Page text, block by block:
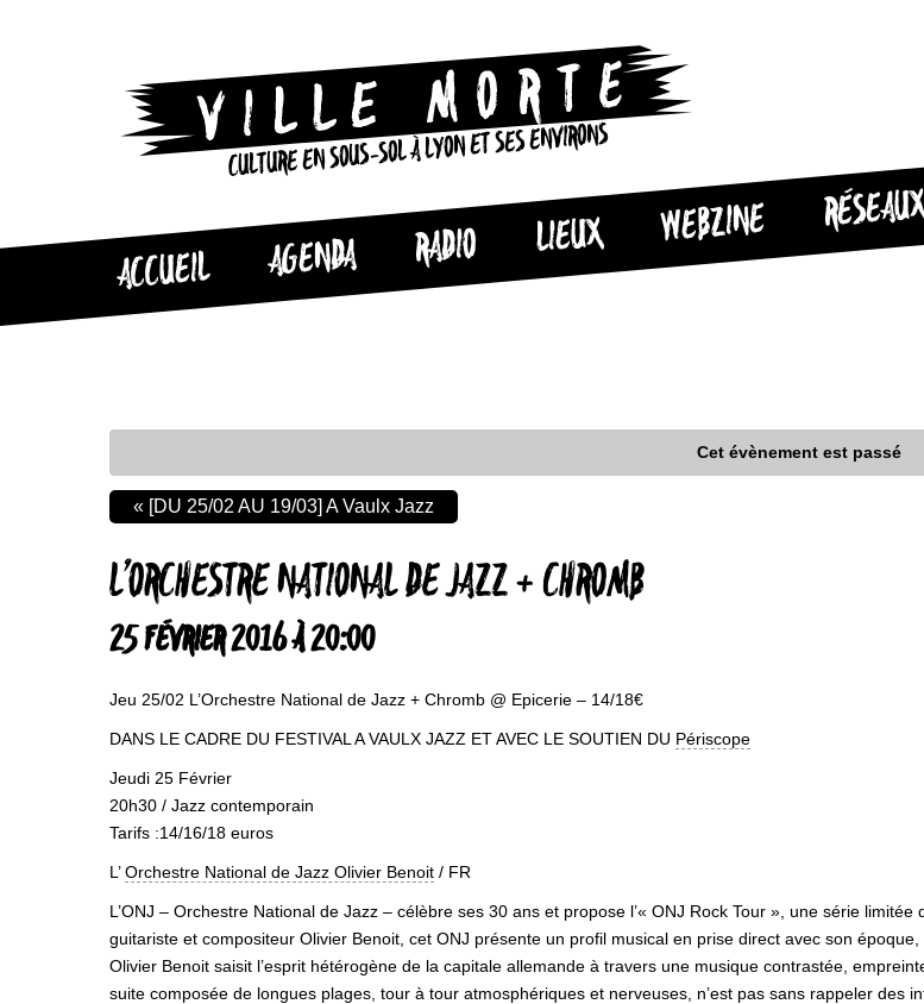
CULTURE EN SOUS-SOL À LYON ET SES ENVIRONS
ACCUEIL AGENDA RADIO LIEUX WEBZINE
Cet évènement est passé
L’ORCHESTRE NATIONAL DE JAZZ + CHROMB
25 FÉVRIER 2016 À 20:00
« [DU 25/02 AU 19/03] A Vaulx Jazz
Jeu 25/02 L’Orchestre National de Jazz + Chromb @ Epicerie – 14/18€
DANS LE CADRE DU FESTIVAL A VAULX JAZZ ET AVEC LE SOUTIEN DU Périscope
Jeudi 25 Février
20h30 / Jazz contemporain
Tarifs :14/16/18 euros
L’Orchestre National de Jazz Olivier Benoit / FR
L’ONJ – Orchestre National de Jazz – célèbre ses 30 ans et propose l’« ONJ Rock Tour », une série
guitariste et compositeur Olivier Benoit, cet ONJ présente un profil musical en prise direct avec son
Olivier Benoit saisit l’esprit hétérogène de la capitale allemande à travers une musique contrastée,
suite composée de longues plages, tour à tour atmosphériques et nerveuses, n’est pas sans rappeler des